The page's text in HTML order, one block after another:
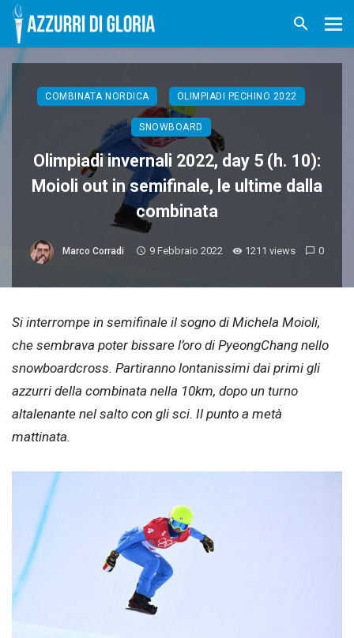
COMBINATA NORDICA OLIMPIADI PECHINO 2022
SNOWBOARD
Olimpiadi invernali 2022, day 5 (h. 10):
Moioli out in semifinale, le ultime dalla
combinata
Marco Corradi 9 Febbraio 2022 1211 views 0
Si interrompe in semifinale il sogno di Michela Moioli,
che sembrava poter bissare l’oro di PyeongChang nello
snowboardcross. Partiranno lontanissimi dai primi gli
azzurri della combinata nella 10km, dopo un turno
altalenante nel salto con gli sci. Il punto a metà
mattinata.